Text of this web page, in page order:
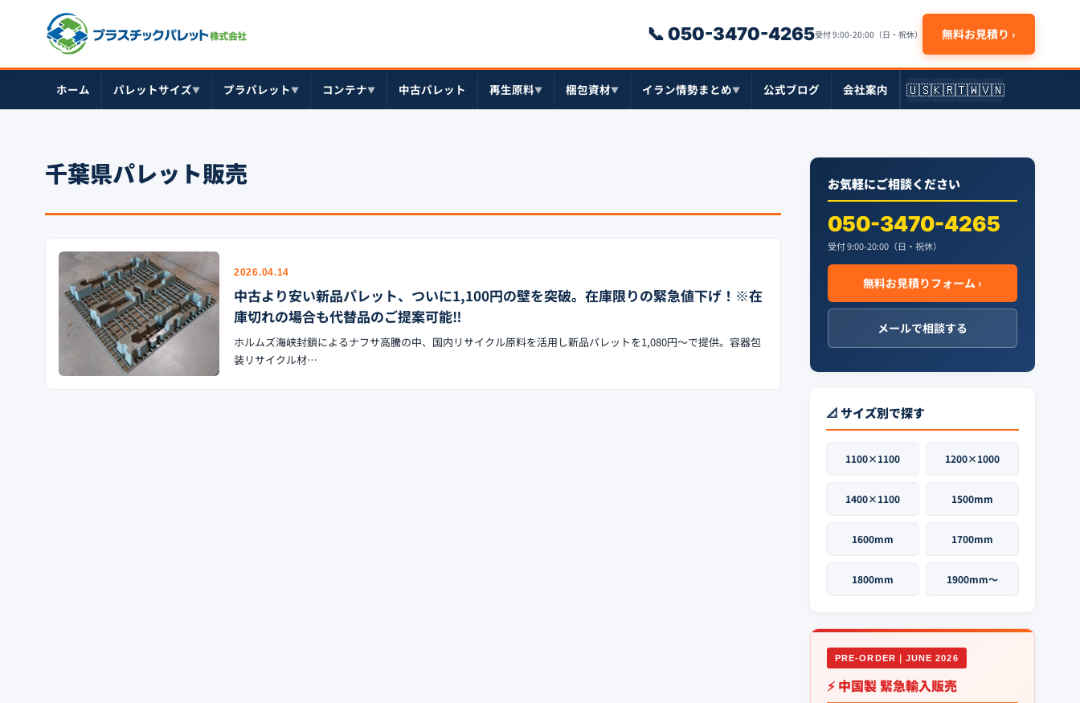
📞 050-3470-4265受付 9:00-20:00（日・祝休） 無料お見積り ›
ホーム パレットサイズ▼ プラパレット▼ コンテナ▼ 中古パレット 再生原料▼ 梱包資材▼ イラン情勢まとめ▼ 公式ブログ 会社案内 🇺🇸🇰🇷🇹🇼🇻🇳
千葉県パレット販売
2026.04.14
中古より安い新品パレット、ついに1,100円の壁を突破。在庫限りの緊急値下げ！※在
庫切れの場合も代替品のご提案可能‼︎
ホルムズ海峡封鎖によるナフサ高騰の中、国内リサイクル原料を活用し新品パレットを1,080円〜で提供。容器包
装リサイクル材…
お気軽にご相談ください
050-3470-4265
受付 9:00-20:00（日・祝休）
無料お見積りフォーム ›
メールで相談する
📐 サイズ別で探す
1100×1100 1200×1000
1400×1100 1500mm
1600mm 1700mm
1800mm 1900mm〜
PRE-ORDER｜JUNE 2026
⚡ 中国製 緊急輸入販売